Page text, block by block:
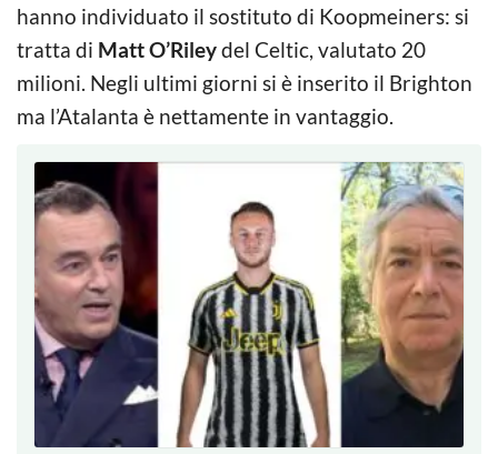
hanno individuato il sostituto di Koopmeiners: si
tratta di Matt O’Rileydel Celtic, valutato 20
milioni. Negli ultimi giorni si è inserito il Brighton
ma l’Atalanta è nettamente in vantaggio.